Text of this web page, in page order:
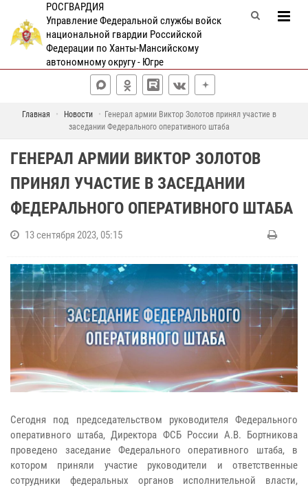
РОСГВАРДИЯ
Управление Федеральной службы войск
национальной гвардии Российской
Федерации по Ханты-Мансийскому
автономному округу - Югре
Главная Новости
Генерал армии Виктор Золотов принял участие в
заседании Федерального оперативного штаба
ГЕНЕРАЛ АРМИИ ВИКТОР ЗОЛОТОВ
ПРИНЯЛ УЧАСТИЕ В ЗАСЕДАНИИ
ФЕДЕРАЛЬНОГО ОПЕРАТИВНОГО ШТАБА
13 сентября 2023, 05:15
Сегодня под председательством руководителя Федерального
оперативного штаба, Директора ФСБ России А.В. Бортникова
проведено заседание Федерального оперативного штаба, в
котором приняли участие руководители и ответственные
сотрудники федеральных органов исполнительной власти,